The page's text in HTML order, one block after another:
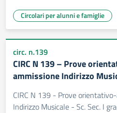
Circolari per alunni e famiglie
circ. n.139
CIRC N 139 – Prove
ammissione Indirizzo
CIRC N 139 - Prove
Indirizzo Musicale - Sc. Sec. I